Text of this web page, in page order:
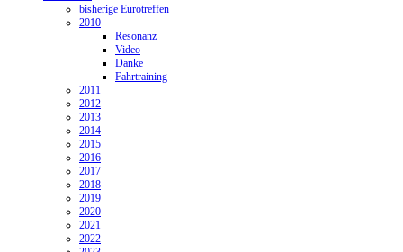
bisherige Eurotreffen
2010
Resonanz
Video
Danke
Fahrtraining
2011
2012
2013
2014
2015
2016
2017
2018
2019
2020
2021
2022